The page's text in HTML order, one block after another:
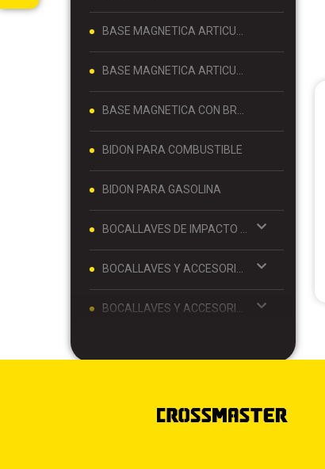
BIDON PARA COMBUSTIBLE
BIDON PARA GASOLINA